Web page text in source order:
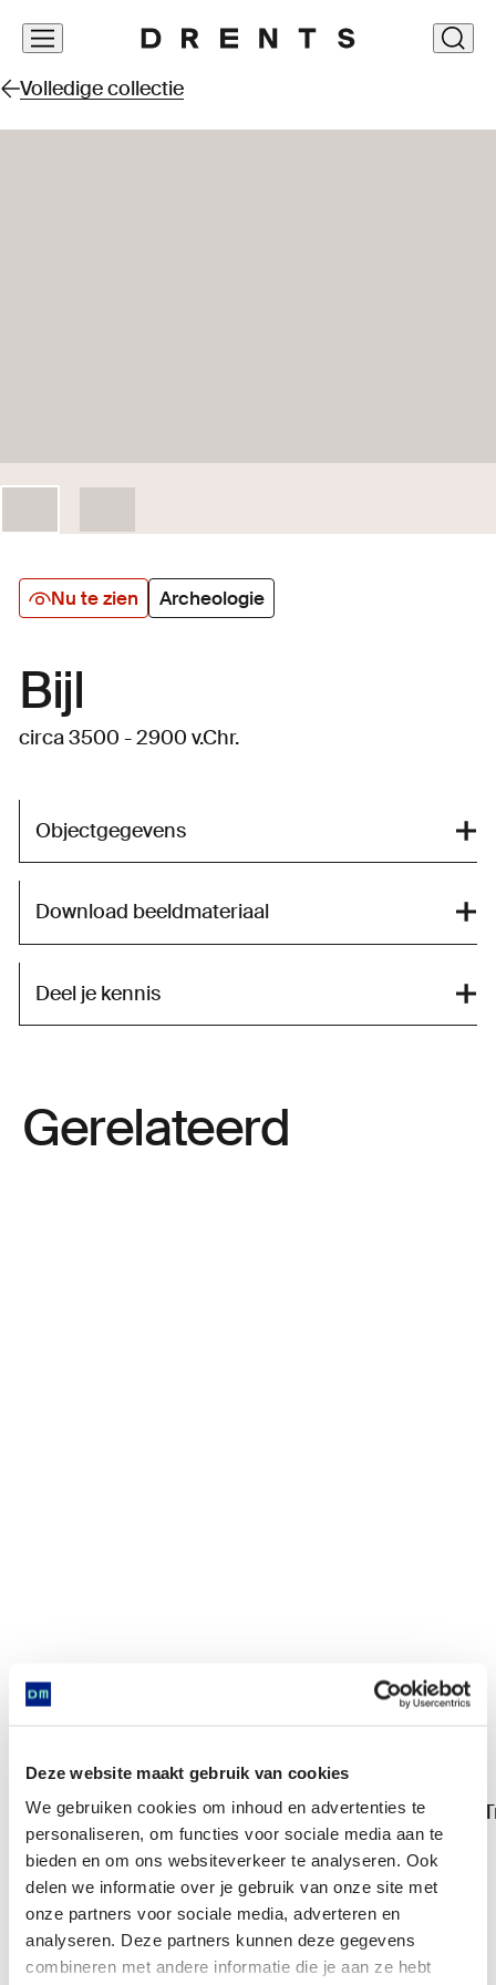
Deze website maakt gebruik van cookies
We gebruiken cookies om inhoud en advertenties te
personaliseren, om functies voor sociale media aan te
bieden en om ons websiteverkeer te analyseren. Ook
delen we informatie over je gebruik van onze site met
onze partners voor sociale media, adverteren en
analyseren. Deze partners kunnen deze gegevens
combineren met andere informatie die je aan ze hebt
Navigatie
Volledige collectie
Nu te zien Archeologie
Bijl
circa 3500 - 2900 v.Chr.
Objectgegevens
Download beeldmateriaal
Deel je kennis
Gerelateerd
Trechterbeker
Komt voor in